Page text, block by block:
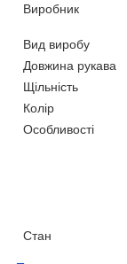
Виробник
Вид виробу
Довжина рукава
Щільність
Колір
Особливості
Стан